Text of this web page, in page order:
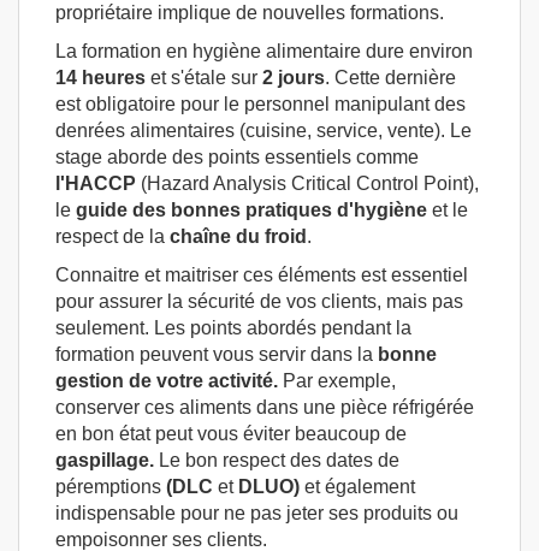
propriétaire implique de nouvelles formations.
La formation en hygiène alimentaire dure environ
14 heures et s'étale sur 2 jours. Cette dernière
est obligatoire pour le personnel manipulant des
denrées alimentaires (cuisine, service, vente). Le
stage aborde des points essentiels comme
l'HACCP (Hazard Analysis Critical Control Point),
le guide des bonnes pratiques d'hygiène et le
respect de la chaîne du froid .
Connaitre et maitriser ces éléments est essentiel
pour assurer la sécurité de vos clients, mais pas
seulement. Les points abordés pendant la
formation peuvent vous servir dans la bonne
gestion de votre activité. Par exemple,
conserver ces aliments dans une pièce réfrigérée
en bon état peut vous éviter beaucoup de
gaspillage. Le bon respect des dates de
péremptions (DLC et DLUO) et également
indispensable pour ne pas jeter ses produits ou
empoisonner ses clients.